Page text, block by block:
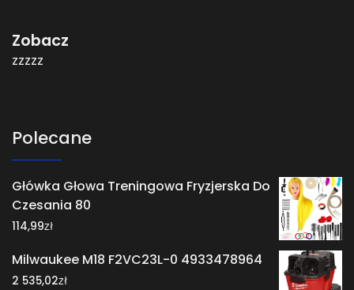
Zobacz
zzzzz
Polecane
Główka Głowa Treningowa Fryzjerska Do
Czesania 80
114,99zł
Milwaukee M18 F2VC23L-0 4933478964
2 535,02zł